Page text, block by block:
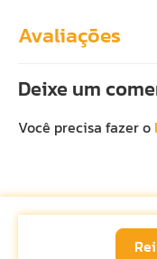
Avaliações
Deixe um
Você precisa fazer o